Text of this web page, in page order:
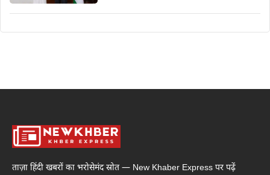
ताज़ा हिंदी खबरों का भरोसेमंद स्रोत — New Khaber Express पर पढ़ें